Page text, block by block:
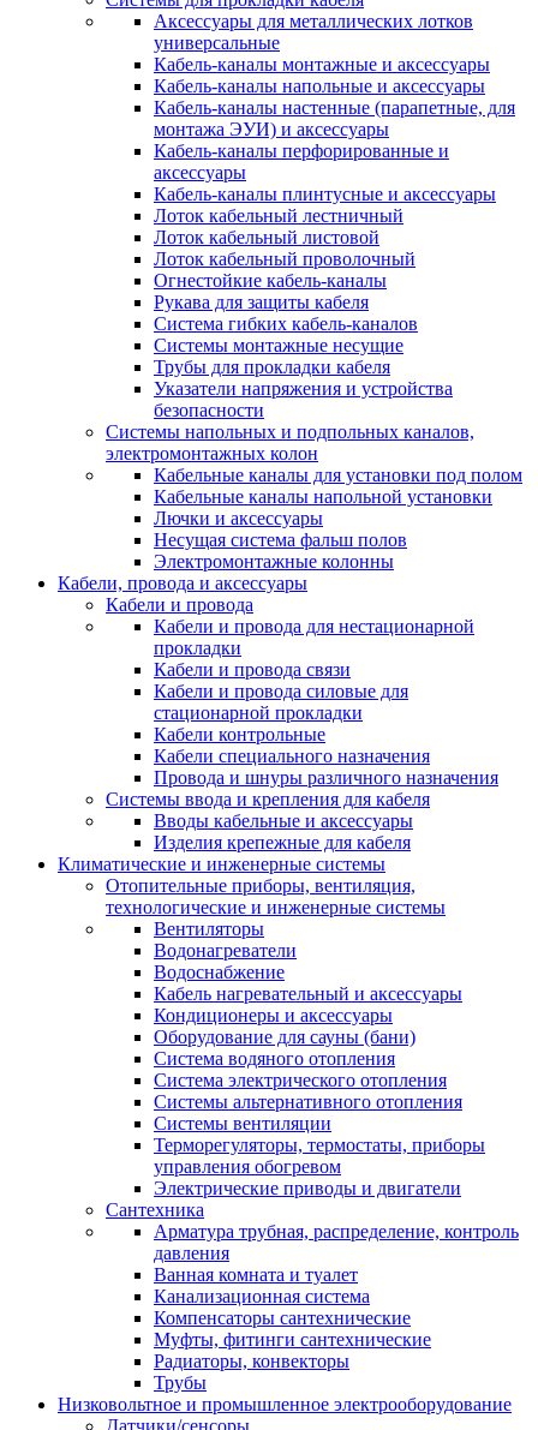
Аксессуары для металлических лотков
универсальные
Кабель-каналы монтажные и аксессуары
Кабель-каналы напольные и аксессуары
Кабель-каналы настенные (парапетные, для
монтажа ЭУИ) и аксессуары
Кабель-каналы перфорированные и
аксессуары
Кабель-каналы плинтусные и аксессуары
Лоток кабельный лестничный
Лоток кабельный листовой
Лоток кабельный проволочный
Огнестойкие кабель-каналы
Рукава для защиты кабеля
Система гибких кабель-каналов
Системы монтажные несущие
Трубы для прокладки кабеля
Указатели напряжения и устройства
безопасности
Системы напольных и подпольных каналов,
электромонтажных колон
Кабельные каналы для установки под полом
Кабельные каналы напольной установки
Лючки и аксессуары
Несущая система фальш полов
Электромонтажные колонны
Кабели, провода и аксессуары
Кабели и провода
Кабели и провода для нестационарной
прокладки
Кабели и провода связи
Кабели и провода силовые для
стационарной прокладки
Кабели контрольные
Кабели специального назначения
Провода и шнуры различного назначения
Системы ввода и крепления для кабеля
Вводы кабельные и аксессуары
Изделия крепежные для кабеля
Климатические и инженерные системы
Отопительные приборы, вентиляция,
технологические и инженерные системы
Вентиляторы
Водонагреватели
Водоснабжение
Кабель нагревательный и аксессуары
Кондиционеры и аксессуары
Оборудование для сауны (бани)
Система водяного отопления
Система электрического отопления
Системы альтернативного отопления
Системы вентиляции
Терморегуляторы, термостаты, приборы
управления обогревом
Электрические приводы и двигатели
Сантехника
Арматура трубная, распределение, контроль
давления
Ванная комната и туалет
Канализационная система
Компенсаторы сантехнические
Муфты, фитинги сантехнические
Радиаторы, конвекторы
Трубы
Низковольтное и промышленное электрооборудование
Датчики/сенсоры